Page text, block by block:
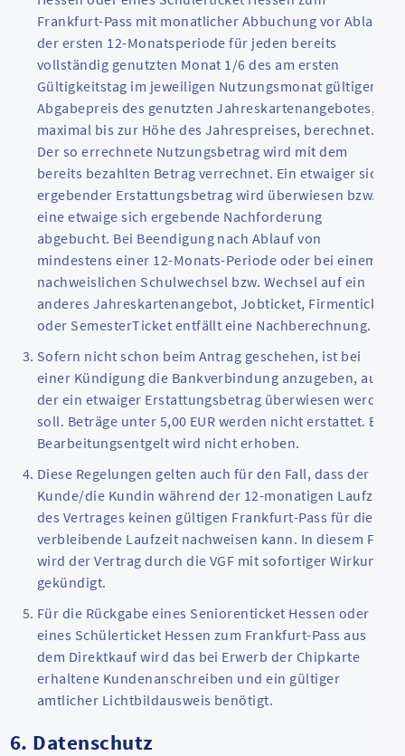
Frankfurt-Pass mit monatlicher Abbuchung vor Ablauf
der ersten 12-Monatsperiode für jeden bereits
vollständig genutzten Monat 1/6 des am ersten
Gültigkeitstag im jeweiligen Nutzungsmonat gültigen
Abgabepreis des genutzten Jahreskartenangebotes,
maximal bis zur Höhe des Jahrespreises, berechnet.
Der so errechnete Nutzungsbetrag wird mit dem
bereits bezahlten Betrag verrechnet. Ein etwaiger sich
ergebender Erstattungsbetrag wird überwiesen bzw.
eine etwaige sich ergebende Nachforderung
abgebucht. Bei Beendigung nach Ablauf von
mindestens einer 12-Monats-Periode oder bei einem
nachweislichen Schulwechsel bzw. Wechsel auf ein
anderes Jahreskartenangebot, Jobticket, Firmenticket
oder SemesterTicket entfällt eine Nachberechnung.
Sofern nicht schon beim Antrag geschehen, ist bei
einer Kündigung die Bankverbindung anzugeben, auf
der ein etwaiger Erstattungsbetrag überwiesen werden
soll. Beträge unter 5,00 EUR werden nicht erstattet. Ein
Bearbeitungsentgelt wird nicht erhoben.
Diese Regelungen gelten auch für den Fall, dass der
Kunde/die Kundin während der 12-monatigen Laufzeit
des Vertrages keinen gültigen Frankfurt-Pass für die
verbleibende Laufzeit nachweisen kann. In diesem Fall
wird der Vertrag durch die VGF mit sofortiger Wirkung
gekündigt.
Für die Rückgabe eines Seniorenticket Hessen oder
eines Schülerticket Hessen zum Frankfurt-Pass aus
dem Direktkauf wird das bei Erwerb der Chipkarte
erhaltene Kundenanschreiben und ein gültiger
amtlicher Lichtbildausweis benötigt.
6. Datenschutz